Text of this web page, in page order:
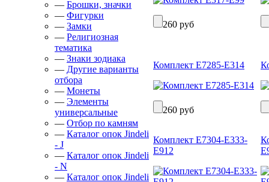
— Брошки, значки
— Фигурки
— Замки
— Религиозная
тематика
— Знаки зодиака
— Другие варианты
отбора
— Монеты
— Элементы
универсальные
— Отбор по камням
— Каталог опок Jindeli
- J
— Каталог опок Jindeli
- N
— Каталог опок Jindeli
260 руб
Комплект Е7285-Е314
260 руб
Комплект Е7304-Е333-
Е912